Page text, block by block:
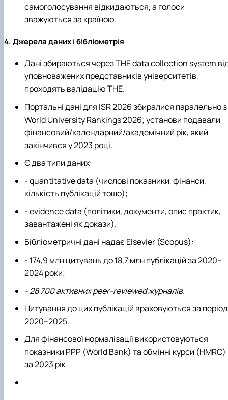
самоголосування відкидаються, а голоси
зважуються за країною.
4. Джерела даних і бібліометрія
Дані збираються через THE data collection system
уповноважених представників університетів,
проходять валідацію THE.
Портальні дані для ISR 2026 збиралися паралельно з
World University Rankings 2026; установи подавали
фінансовий/календарний/академічний рік, який
закінчився у 2023 році.
Є два типи даних:
- quantitative data (числові показники, фінанси,
кількість публікацій тощо);
- evidence data (політики, документи, опис практик,
завантажені як докази).
Бібліометричні дані надає Elsevier (Scopus):
- 174,9 млн цитувань до 18,7 млн публікацій за 2020–
2024 роки;
- 28 700 активних peer‑reviewed журналів.
Цитування до цих публікацій враховуються за період
2020–2025.
Для фінансової нормалізації використовуються
показники PPP (World Bank) та обмінні курси (HMRC)
за 2023 рік.